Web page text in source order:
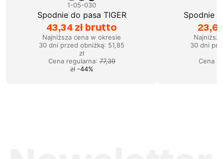
1-05-030
Spodnie do pasa TIGER
43,34 zł brutto
Najniższa cena w okresie
30 dni przed obniżką: 51,85
zł
Cena regularna:77,39
zł -44%
Spodnie
30 dni
Cena